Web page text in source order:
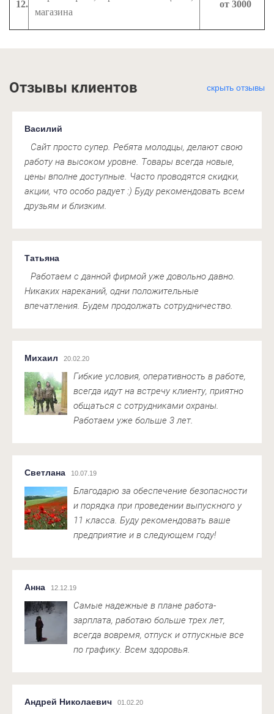
12.
магазина
от 3000
Отзывы клиентов скрыть отзывы
Василий
Сайт просто супер. Ребята молодцы, делают свою
работу на высоком уровне. Товары всегда новые,
цены вполне доступные. Часто проводятся скидки,
акции, что особо радует :) Буду рекомендовать всем
друзьям и близким.
Татьяна
Работаем с данной фирмой уже довольно давно.
Никаких нареканий, одни положительные
впечатления. Будем продолжать сотрудничество.
Михаил 20.02.20
Гибкие условия, оперативность в работе,
всегда идут на встречу клиенту, приятно
общаться с сотрудниками охраны.
Работаем уже больше 3 лет.
Светлана 10.07.19
Благодарю за обеспечение безопасности
и порядка при проведении выпускного у
11 класса. Буду рекомендовать ваше
предприятие и в следующем году!
Анна 12.12.19
Самые надежные в плане работа-
зарплата, работаю больше трех лет,
всегда вовремя, отпуск и отпускные все
по графику. Всем здоровья.
Андрей Николаевич 01.02.20